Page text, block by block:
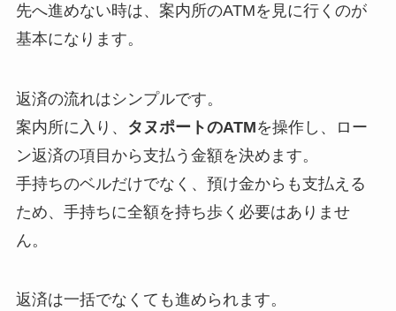
先へ進めない時は、案内所のATMを見に行くのが
基本になります。
返済の流れはシンプルです。
案内所に入り、
タヌポートのATMを操作し、ロー
ン返済の項目から支払う金額を決めます。
手持ちのベルだけでなく、預け金からも支払える
ため、手持ちに全額を持ち歩く必要はありませ
ん。
返済は一括でなくても進められます。